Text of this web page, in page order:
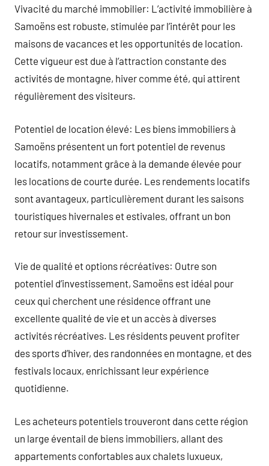
Vivacité du marché immobilier: L’activité immobilière à
Samoëns est robuste, stimulée par l’intérêt pour les
maisons de vacances et les opportunités de location.
Cette vigueur est due à l’attraction constante des
activités de montagne, hiver comme été, qui attirent
régulièrement des visiteurs.
Potentiel de location élevé: Les biens immobiliers à
Samoëns présentent un fort potentiel de revenus
locatifs, notamment grâce à la demande élevée pour
les locations de courte durée. Les rendements locatifs
sont avantageux, particulièrement durant les saisons
touristiques hivernales et estivales, offrant un bon
retour sur investissement.
Vie de qualité et options récréatives: Outre son
potentiel d’investissement, Samoëns est idéal pour
ceux qui cherchent une résidence offrant une
excellente qualité de vie et un accès à diverses
activités récréatives. Les résidents peuvent profiter
des sports d’hiver, des randonnées en montagne, et des
festivals locaux, enrichissant leur expérience
quotidienne.
Les acheteurs potentiels trouveront dans cette région
un large éventail de biens immobiliers, allant des
appartements confortables aux chalets luxueux,